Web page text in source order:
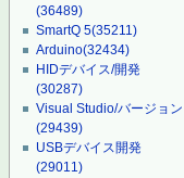
(36489)
SmartQ 5(35211)
Arduino(32434)
HIDデバイス/開発
(30287)
Visual Studio/バージョン
(29439)
USBデバイス開発
(29011)